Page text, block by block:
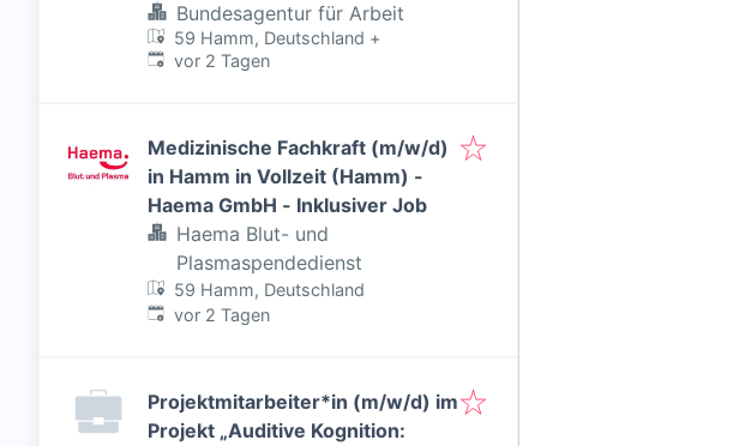
Inklusiver Job
Bundesagentur für Arbeit
59 Hamm, Deutschland +
Veröffentlicht:
vor 2 Tagen
Medizinische Fachkraft (m/w/d)
in Hamm in Vollzeit (Hamm) -
Haema GmbH - Inklusiver Job
Haema Blut- und
Plasmaspendedienst
59 Hamm, Deutschland
Veröffentlicht:
vor 2 Tagen
Projektmitarbeiter*in (m/w/d) im
Projekt „Auditive Kognition: